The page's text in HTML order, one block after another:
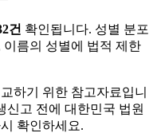
건 확인됩니다. 성별 분포
이름의 성별에 법적 제한
하기 위한 참고자료입니
신고 전에 대한민국 법원
확인하세요.